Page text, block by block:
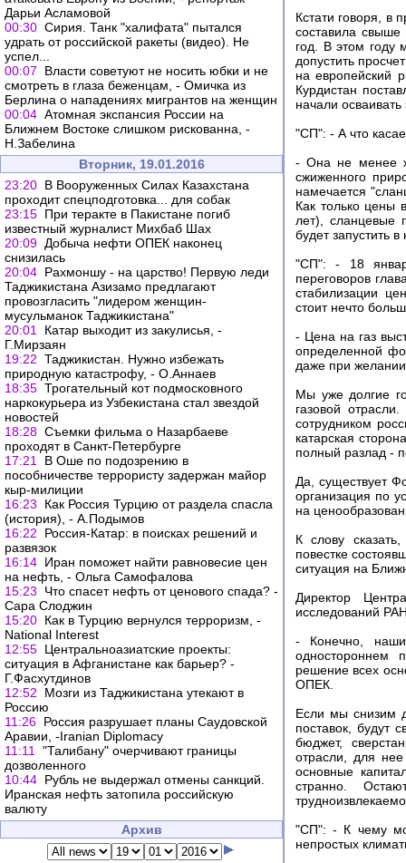
Дарьи Асламовой
00:30 Сирия. Танк "халифата" пытался
удрать от российской ракеты (видео). Не
успел...
00:07
Власти советуют не носить юбки и не
смотреть в глаза беженцам, - Омичка из
Берлина о нападениях мигрантов на женщин
00:04 Атомная экспансия России на
Ближнем Востоке слишком рискованна, -
Н.Забелина
Вторник, 19.01.2016
23:20 В Вооруженных Силах Казахстана
проходит спецподготовка... для собак
23:15 При теракте в Пакистане погиб
известный журналист Михбаб Шах
20:09 Добыча нефти ОПЕК наконец
снизилась
20:04 Рахмоншу - на царство! Первую леди
Таджикистана Азизамо предлагают
провозгласить "лидером женщин-
мусульманок Таджикистана"
20:01
Катар выходит из закулисья, -
Г.Мирзаян
19:22 Таджикистан. Нужно избежать
природную катастрофу, - О.Аннаев
18:35 Трогательный кот подмосковного
наркокурьера из Узбекистана стал звездой
новостей
18:28 Съемки фильма о Назарбаеве
проходят в Санкт-Петербурге
17:21
В Оше по подозрению в
пособничестве террористу задержан майор
кыр-милиции
16:23
Как Россия Турцию от раздела спасла
(история), - А.Подымов
16:22
Россия-Катар: в поисках решений и
развязок
16:14 Иран поможет найти равновесие цен
на нефть, - Ольга Самофалова
15:23
Что спасет нефть от ценового спада? -
Сара Слоджин
15:20 Как в Турцию вернулся терроризм, -
National Interest
12:55 Центральноазиатские проекты:
ситуация в Афганистане как барьер? -
Г.Фасхутдинов
12:52
Мозги из Таджикистана утекают в
Россию
11:26 Россия разрушает планы Саудовской
Аравии, -Iranian Diplomacy
11:11
"Талибану" очерчивают границы
дозволенного
10:44 Рубль не выдержал отмены санкций.
Иранская нефть затопила российскую
валюту
Архив
Кстати говоря, в
составила
год. В этом году
допустить
на европейский
Курдистан
начали
"СП": - А что
- Она не менее
сжиженного
намечается
Как только цены
лет), сланцевые
будет запустить в
"СП": - 18
переговоров
стабилизации
стоит нечто
- Цена на газ
определенной
даже при
Мы уже долгие
газовой
сотрудником
катарская
полный разлад -
Да, существует
организация по
на
К слову
повестке
ситуация на
Директор
исследований
- Конечно,
одностороннем
решение всех
ОПЕК.
Если мы снизим
поставок, будут
бюджет,
отрасли, для
основные
странно.
"СП": - К чему
непростых